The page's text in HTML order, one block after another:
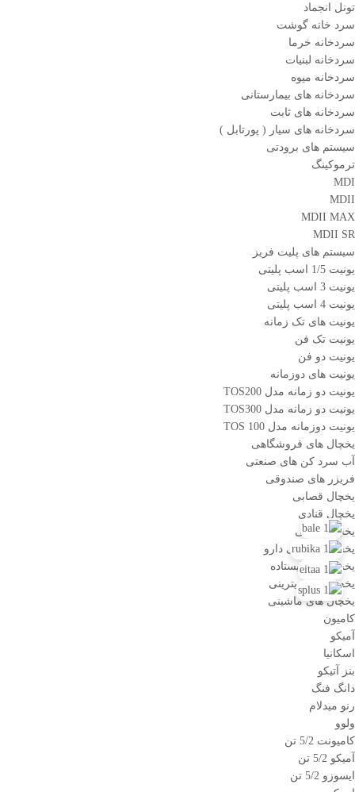
تونل انجماد
سرد خانه گوشت
سردخانه خرما
سردخانه لبنیات
سردخانه میوه
سردخانه های بیمارستانی
سردخانه های ثابت
سردخانه های سیار ( پورتابل )
سیستم های برودتی
ترموکینگ
MDI
MDII
MDII MAX
MDII SR
سیستم های پلیت فریز
یونیت 1/5 اسب پلیتی
یونیت 3 اسب پلیتی
یونیت 4 اسب پلیتی
یونیت های تک زمانه
یونیت تک فن
یونیت دو فن
یونیت های دوزمانه
یونیت دو زمانه مدل TOS200
یونیت دو زمانه مدل TOS300
یونیت دوزمانه مدل TOS 100
یخچال های فروشگاهی
آب سرد کن های صنعتی
فریزر های صندوقی
یخچال قصابی
یخچال قنادی
یخچال لبنیاتی
یخچال نگهداری دارو
یخچال های ایستاده
یخچال های ویترینی
یخچال های ماشینی
کامیون
آمیکو
اسکانیا
بنز آتیکو
دانگ فنگ
رنو میدلام
ولوو
کامیونت 5/2 تن
آمیکو 5/2 تن
ایسوزو 5/2 تن